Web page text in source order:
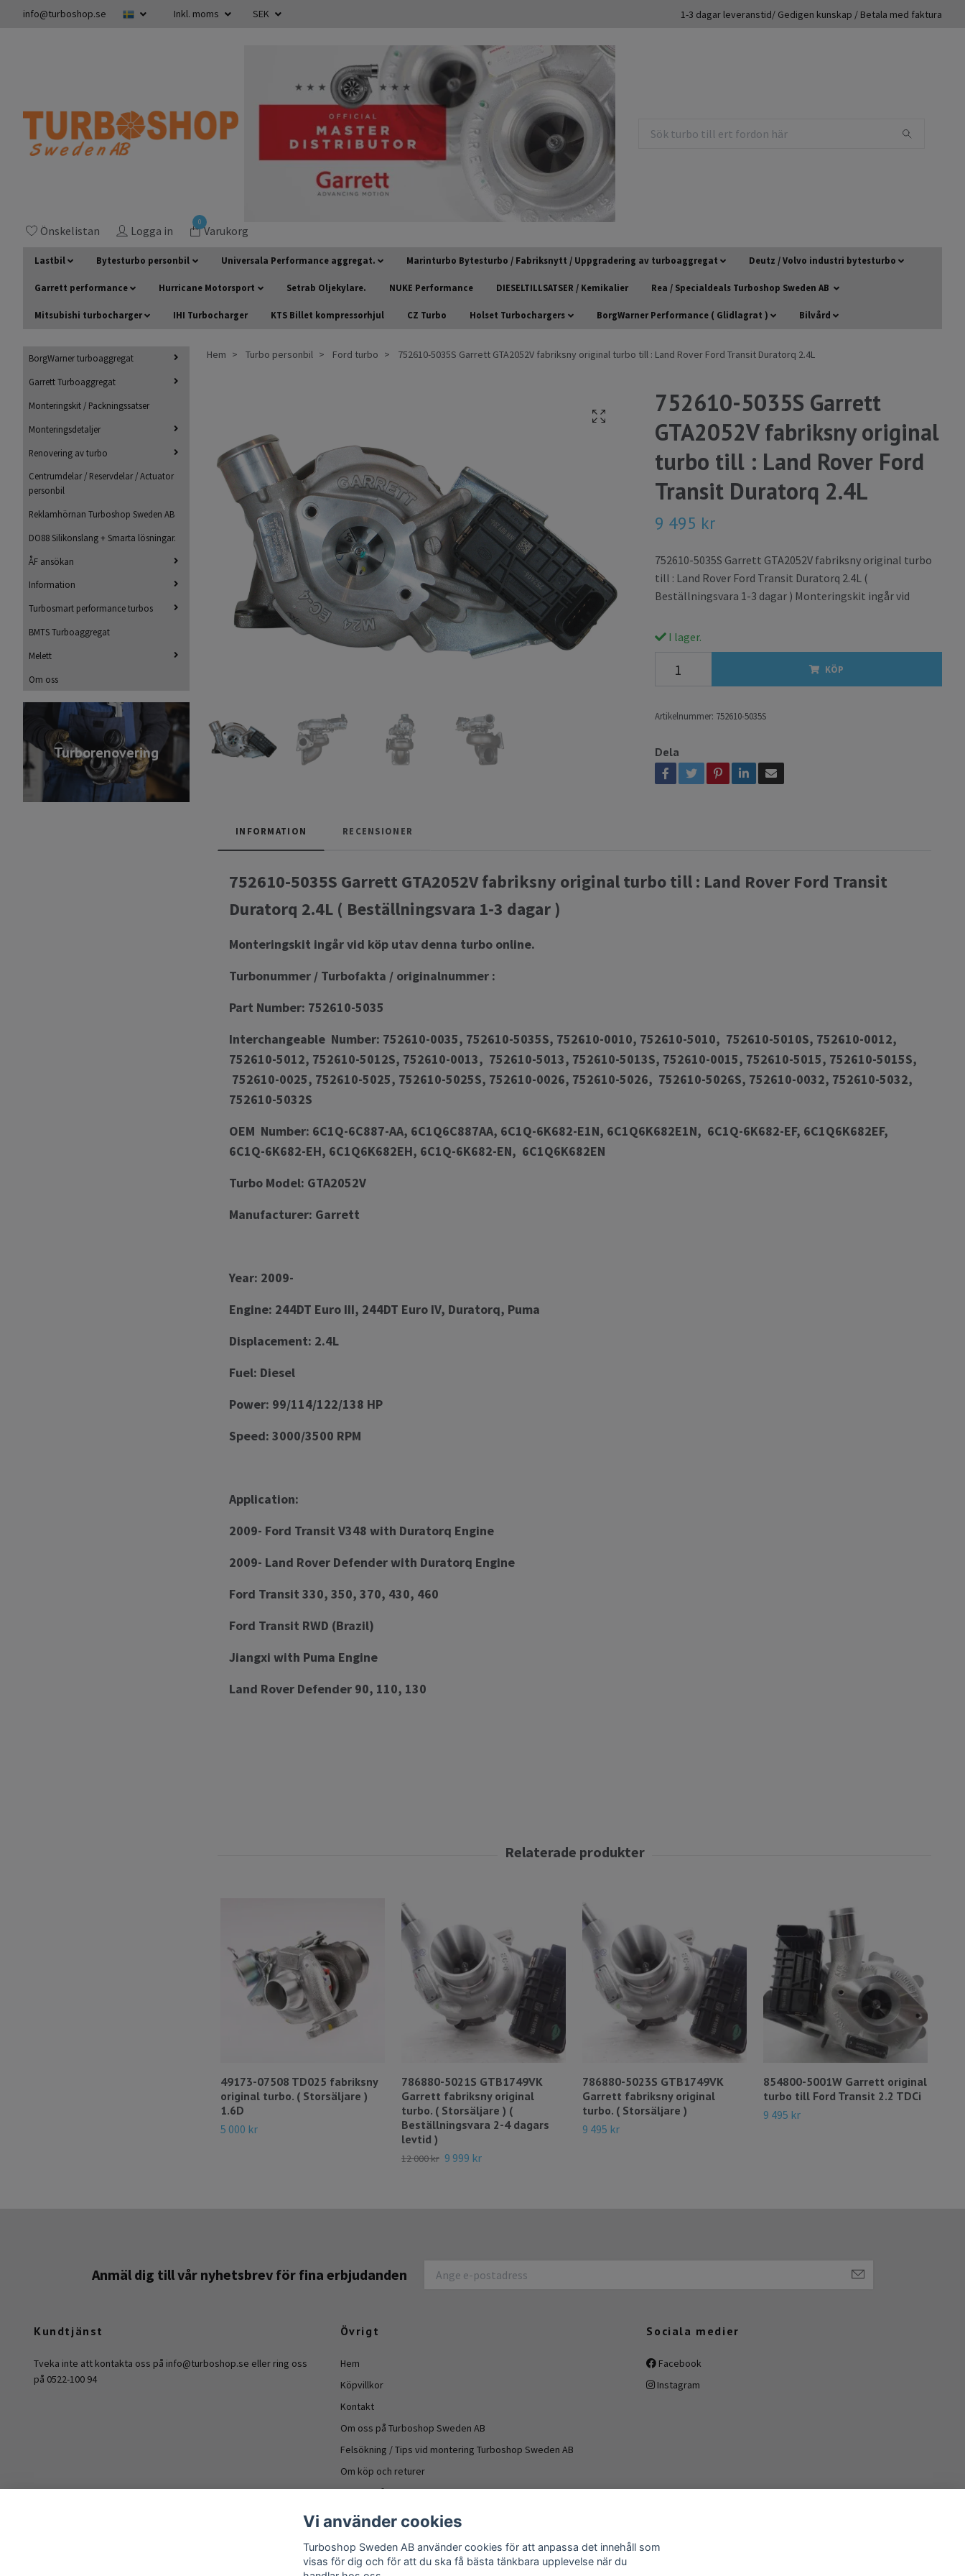
info@turboshop.se Inkl. moms SEK 1-3 dagar leveranstid/ Gedigen kunskap / Betala med faktura
Önskelistan Logga in
0
Varukorg
Lastbil Bytesturbo personbil Universala Performance aggregat. Marinturbo Bytesturbo / Fabriksnytt / Uppgradering av turboaggregat Deutz / Volvo industri bytesturbo
Garrett performance Hurricane Motorsport Setrab Oljekylare. NUKE Performance DIESELTILLSATSER / Kemikalier Rea / Specialdeals Turboshop Sweden AB
Mitsubishi turbocharger IHI Turbocharger KTS Billet kompressorhjul CZ Turbo Holset Turbochargers BorgWarner Performance ( Glidlagrat ) Bilvård
BorgWarner turboaggregat
Garrett Turboaggregat
Monteringskit / Packningssatser
Monteringsdetaljer
Renovering av turbo
Centrumdelar / Reservdelar / Actuator
personbil
Reklamhörnan Turboshop Sweden AB
DO88 Silikonslang + Smarta lösningar.
ÅF ansökan
Information
Turbosmart performance turbos
BMTS Turboaggregat
Melett
Om oss
Turborenovering
Hem Turbo personbil Ford turbo 752610-5035S Garrett GTA2052V fabriksny original turbo till : Land Rover Ford Transit Duratorq 2.4L
752610-5035S Garrett
GTA2052V fabriksny original
turbo till : Land Rover Ford
Transit Duratorq 2.4L
9 495 kr
752610-5035S Garrett GTA2052V fabriksny original turbo
till : Land Rover Ford Transit Duratorq 2.4L (
Beställningsvara 1-3 dagar ) Monteringskit ingår vid
I lager.
KÖP
Artikelnummer: 752610-5035S
Dela
INFORMATION RECENSIONER
752610-5035S Garrett GTA2052V fabriksny original turbo till : Land Rover Ford Transit
Duratorq 2.4L ( Beställningsvara 1-3 dagar )
Monteringskit ingår vid köp utav denna turbo online.
Turbonummer / Turbofakta / originalnummer :
Part Number: 752610-5035
Interchangeable Number: 752610-0035, 752610-5035S, 752610-0010, 752610-5010, 752610-5010S, 752610-0012,
752610-5012, 752610-5012S, 752610-0013, 752610-5013, 752610-5013S, 752610-0015, 752610-5015, 752610-5015S,
752610-0025, 752610-5025, 752610-5025S, 752610-0026, 752610-5026, 752610-5026S, 752610-0032, 752610-5032,
752610-5032S
OEM Number: 6C1Q-6C887-AA, 6C1Q6C887AA, 6C1Q-6K682-E1N, 6C1Q6K682E1N, 6C1Q-6K682-EF, 6C1Q6K682EF,
6C1Q-6K682-EH, 6C1Q6K682EH, 6C1Q-6K682-EN, 6C1Q6K682EN
Turbo Model: GTA2052V
Manufacturer: Garrett
Year: 2009-
Engine: 244DT Euro III, 244DT Euro IV, Duratorq, Puma
Displacement: 2.4L
Fuel: Diesel
Power: 99/114/122/138 HP
Speed: 3000/3500 RPM
Application:
2009- Ford Transit V348 with Duratorq Engine
2009- Land Rover Defender with Duratorq Engine
Ford Transit 330, 350, 370, 430, 460
Ford Transit RWD (Brazil)
Jiangxi with Puma Engine
Land Rover Defender 90, 110, 130
49173-07508 TD025 fabriksny
original turbo. ( Storsäljare )
1.6D
5 000 kr
786880-5021S GTB1749VK
Garrett fabriksny original
turbo. ( Storsäljare ) (
Beställningsvara 2-4 dagars
levtid )
12 000 kr 9 999 kr
786880-5023S GTB1749VK
Garrett fabriksny original
turbo. ( Storsäljare )
9 495 kr
854800-5001W Garrett original
turbo till Ford Transit 2.2 TDCi
9 495 kr
Anmäl dig till vår nyhetsbrev för fina erbjudanden
Kundtjänst
Tveka inte att kontakta oss på info@turboshop.se eller ring oss
på 0522-100 94
Övrigt
Hem
Köpvillkor
Kontakt
Om oss på Turboshop Sweden AB
Felsökning / Tips vid montering Turboshop Sweden AB
Om köp och returer
Vanliga frågor
Information turboaggregat
- Oljeläckage turboaggregat
Om köp och returer
Sociala medier
Facebook
Instagram
Vi använder cookies
Turboshop Sweden AB använder cookies för att anpassa det innehåll som
visas för dig och för att du ska få bästa tänkbara upplevelse när du